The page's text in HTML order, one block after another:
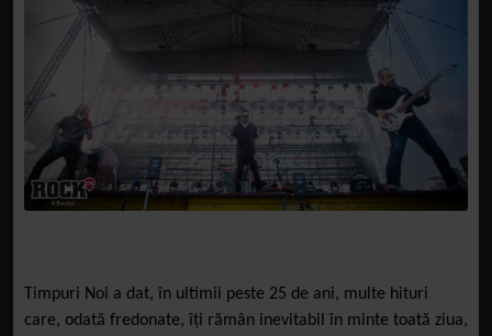
Timpuri Noi a dat, în ultimii peste 25 de ani, multe hituri
care, odată fredonate, îți rămân inevitabil în minte toată ziua,